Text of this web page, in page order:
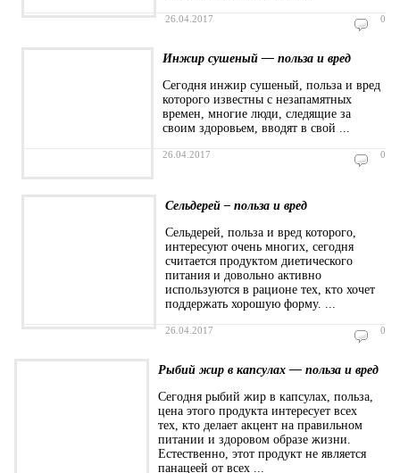
26.04.2017 0
Инжир сушеный — польза и вред
Сегодня инжир сушеный, польза и вред
которого известны с незапамятных
времен, многие люди, следящие за
своим здоровьем, вводят в свой ...
26.04.2017 0
Сельдерей – польза и вред
Сельдерей, польза и вред которого,
интересуют очень многих, сегодня
считается продуктом диетического
питания и довольно активно
используются в рационе тех, кто хочет
поддержать хорошую форму. ...
26.04.2017 0
Рыбий жир в капсулах — польза и вред
Сегодня рыбий жир в капсулах, польза,
цена этого продукта интересует всех
тех, кто делает акцент на правильном
питании и здоровом образе жизни.
Естественно, этот продукт не является
панацеей от всех ...